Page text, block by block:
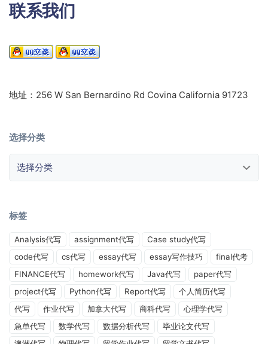
联系我们
地址：256 W San Bernardino Rd Covina California 91723
选择分类
标签
Analysis代写 assignment代写
Case study代写
code代写
cs代写 essay代写 essay写作技巧
final代考
FINANCE代写
homework代写 Java代写
paper代写
project代写
Python代写 Report代写
个人简历代写
代写
作业代写 加拿大代写 商科代写
心理学代写
急单代写
数学代写 数据分析代写
毕业论文代写